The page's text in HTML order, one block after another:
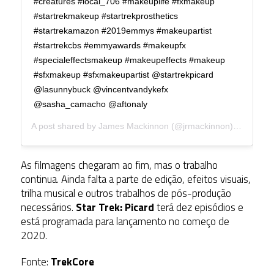
#startrekmakeup #startrekprosthetics
#startrekamazon #2019emmys #makeupartist
#startrekcbs #emmyawards #makeupfx
#specialeffectsmakeup #makeupeffects #makeup
#sfxmakeup #sfxmakeupartist @startrekpicard
@lasunnybuck @vincentvandykefx
@sasha_camacho @aftonaly
A post shared by James Mackinnon (@jrmackinnon) on
As filmagens chegaram ao fim, mas o trabalho
continua. Ainda falta a parte de edição, efeitos visuais,
trilha musical e outros trabalhos de pós-produção
necessários. Star Trek: Picardterá dez episódios e
está programada para lançamento no começo de
2020.
Fonte: TrekCore